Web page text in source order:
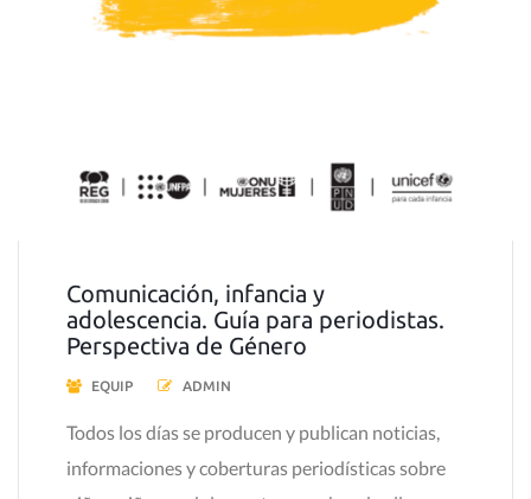
Comunicación, infancia y
adolescencia. Guía para periodistas.
Perspectiva de Género
EQUIP ADMIN
Todos los días se producen y publican noticias,
informaciones y coberturas periodísticas sobre